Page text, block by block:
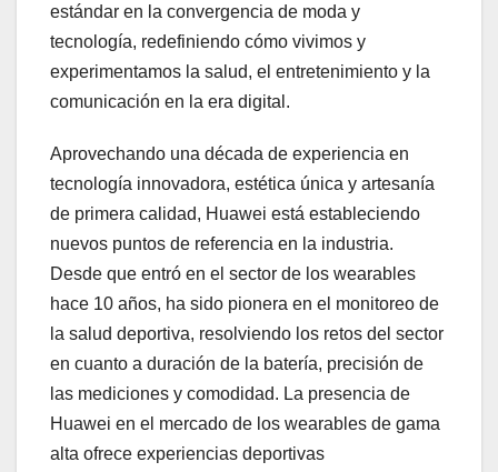
estándar en la convergencia de moda y
tecnología, redefiniendo cómo vivimos y
experimentamos la salud, el entretenimiento y la
comunicación en la era digital.
Aprovechando una década de experiencia en
tecnología innovadora, estética única y artesanía
de primera calidad, Huawei está estableciendo
nuevos puntos de referencia en la industria.
Desde que entró en el sector de los wearables
hace 10 años, ha sido pionera en el monitoreo de
la salud deportiva, resolviendo los retos del sector
en cuanto a duración de la batería, precisión de
las mediciones y comodidad. La presencia de
Huawei en el mercado de los wearables de gama
alta ofrece experiencias deportivas